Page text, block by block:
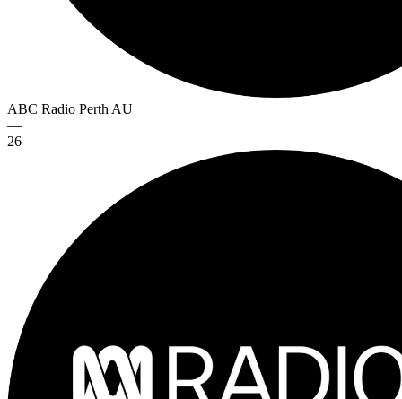
ABC Radio Perth AU
—
26